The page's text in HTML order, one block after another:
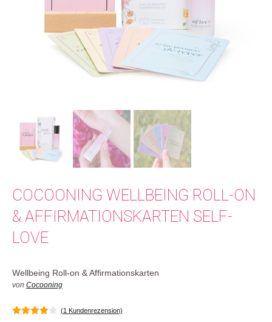
COCOONING WELLBEING ROLL-ON
& AFFIRMATIONSKARTEN SELF-
LOVE
Wellbeing Roll-on & Affirmationskarten
von Cocooning
(1 Kundenrezension)